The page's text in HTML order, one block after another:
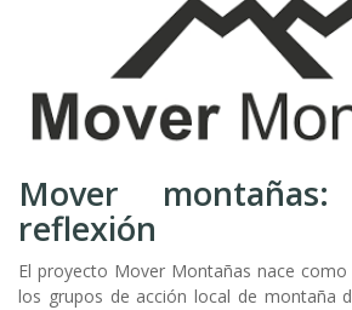
Mover
reflexión
El proyecto Mover Montañas nace
los grupos de acción local de montaña